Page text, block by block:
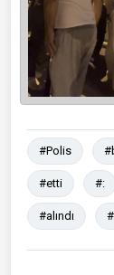
#Polis
#etti #:
#alındı #